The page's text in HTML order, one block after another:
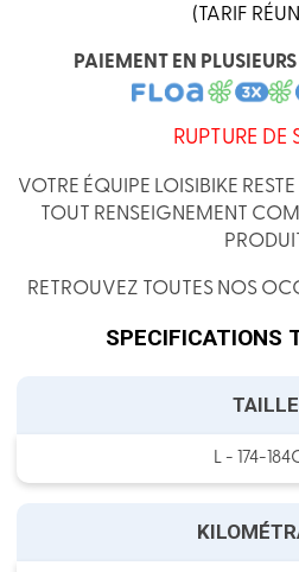
(TARIF
PAIEMENT EN
RUPTURE DE
VOTRE ÉQUIPE LOISIBIKE
TOUT RENSEIGNEMENT
RETROUVEZ TOUTES NOS
SPECIFICATIONS
TAILLE
L - 174-